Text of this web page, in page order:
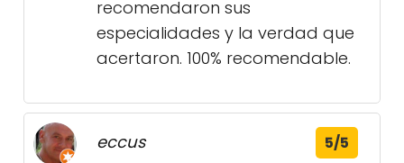
recomendaron sus
especialidades y la verdad que
acertaron. 100% recomendable.
eccus 5/5